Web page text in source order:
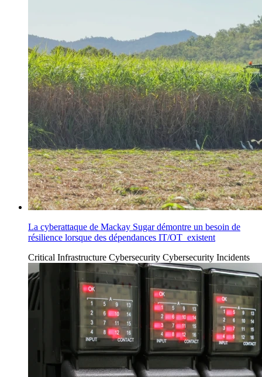
La cyberattaque de Mackay Sugar démontre un besoin de
résilience lorsque des dépendances IT/OT existent
Critical Infrastructure Cybersecurity Cybersecurity Incidents